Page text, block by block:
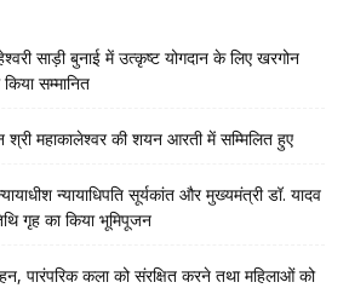
साड़ी बुनाई में उत्कृष्ट योगदान के लिए खरगोन
सम्मानित
श्री महाकालेश्‍वर की शयन आरती में सम्मिलित हुए
न्यायाधिपति सूर्यकांत और मुख्यमंत्री डॉ. यादव
गृह का किया भूमिपूजन
पारंपरिक कला को संरक्षित करने तथा महिलाओं को